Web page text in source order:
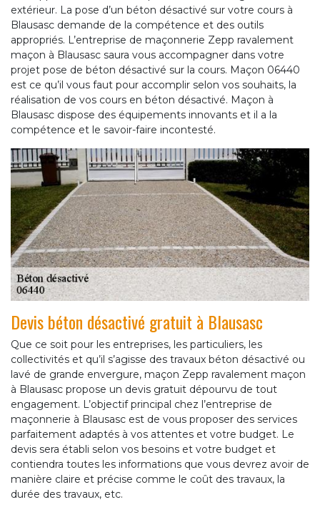
extérieur. La pose d’un béton désactivé sur votre cours à
Blausasc demande de la compétence et des outils
appropriés. L’entreprise de maçonnerie Zepp ravalement
maçon à Blausasc saura vous accompagner dans votre
projet pose de béton désactivé sur la cours. Maçon 06440
est ce qu’il vous faut pour accomplir selon vos souhaits, la
réalisation de vos cours en béton désactivé. Maçon à
Blausasc dispose des équipements innovants et il a la
compétence et le savoir-faire incontesté.
Devis béton désactivé gratuit à Blausasc
Que ce soit pour les entreprises, les particuliers, les
collectivités et qu’il s’agisse des travaux béton désactivé ou
lavé de grande envergure, maçon Zepp ravalement maçon
à Blausasc propose un devis gratuit dépourvu de tout
engagement. L’objectif principal chez l’entreprise de
maçonnerie à Blausasc est de vous proposer des services
parfaitement adaptés à vos attentes et votre budget. Le
devis sera établi selon vos besoins et votre budget et
contiendra toutes les informations que vous devrez avoir de
manière claire et précise comme le coût des travaux, la
durée des travaux, etc.